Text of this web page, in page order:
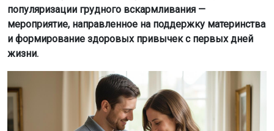
популяризации грудного вскармливания —
мероприятие, направленное на поддержку материнства
и формирование здоровых привычек с первых дней
жизни.